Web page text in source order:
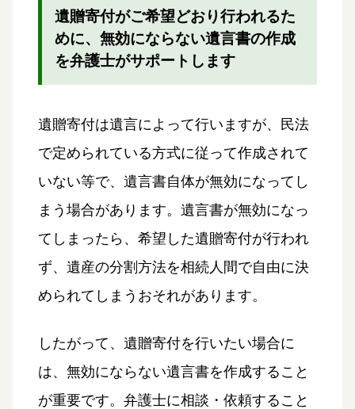
遺贈寄付がご希望どおり行われるた
めに、無効にならない遺言書の作成
を弁護士がサポートします
遺贈寄付は遺言によって行いますが、民法
で定められている方式に従って作成されて
いない等で、遺言書自体が無効になってし
まう場合があります。遺言書が無効になっ
てしまったら、希望した遺贈寄付が行われ
ず、遺産の分割方法を相続人間で自由に決
められてしまうおそれがあります。
したがって、遺贈寄付を行いたい場合に
は、無効にならない遺言書を作成すること
が重要です。弁護士に相談・依頼すること